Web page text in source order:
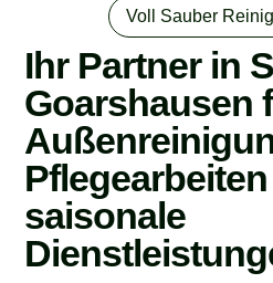
Voll Sauber
Ihr Partner in
Goarshausen
saisonale